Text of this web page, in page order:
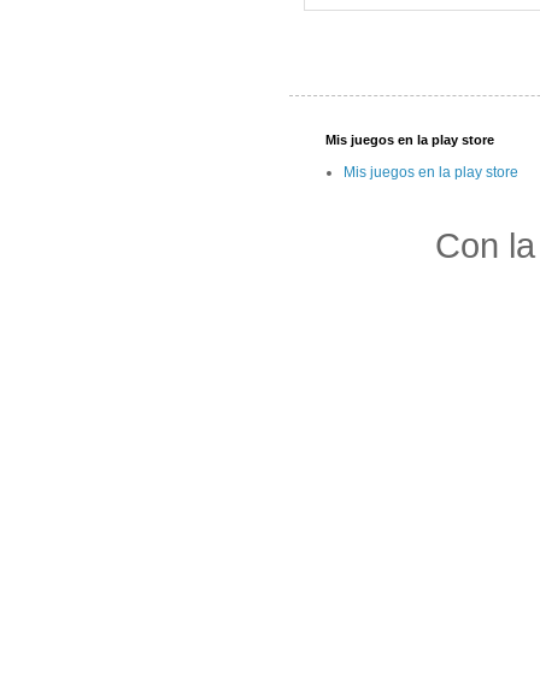
Mis juegos en la play store
Mis juegos en la play store
Con